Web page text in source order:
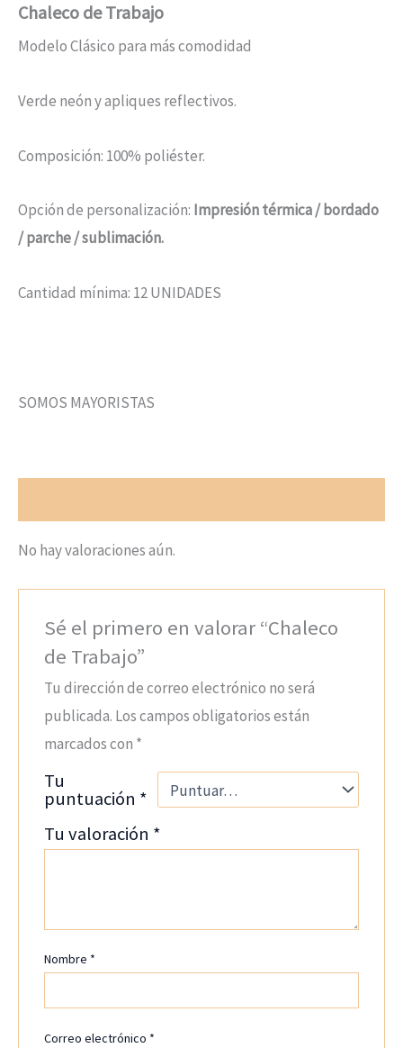
Chaleco de Trabajo
Modelo Clásico para más comodidad
Verde neón y apliques reflectivos.
Composición: 100% poliéster.
Opción de personalización: Impresión térmica / bordado
/ parche / sublimación.
Cantidad mínima: 12 UNIDADES
SOMOS MAYORISTAS
No hay valoraciones aún.
Sé el primero en valorar “Chaleco
de Trabajo”
Tu dirección de correo electrónico no será
publicada. Los campos obligatorios están
marcados con *
Tu
puntuación *
Tu valoración *
Nombre *
Correo electrónico *